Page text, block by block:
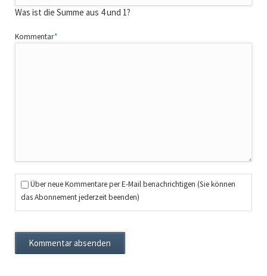
Was ist die Summe aus 4 und 1?
Pflichtfeld
Kommentar*
Über neue Kommentare per E-Mail benachrichtigen (Sie können
das Abonnement jederzeit beenden)
Kommentar absenden